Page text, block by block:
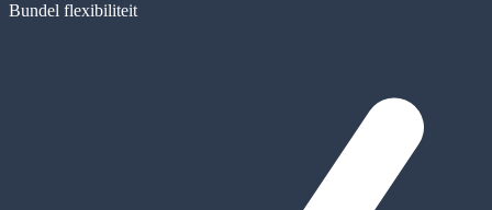
Bundel flexibiliteit